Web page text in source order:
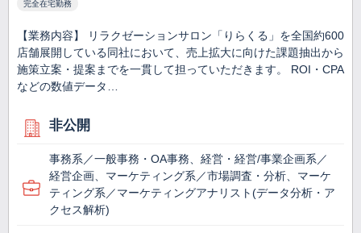
完全在宅勤務
【業務内容】 リラクゼーションサロン「りらくる」を全国約600
店舗展開している同社において、売上拡大に向けた課題抽出から
施策立案・提案までを一貫して担っていただきます。 ROI・CPA
などの数値データ…
非公開
事務系／一般事務・OA事務、経営・経営/事業企画系／
経営企画、マーケティング系／市場調査・分析、マーケ
ティング系／マーケティングアナリスト(データ分析・ア
クセス解析)